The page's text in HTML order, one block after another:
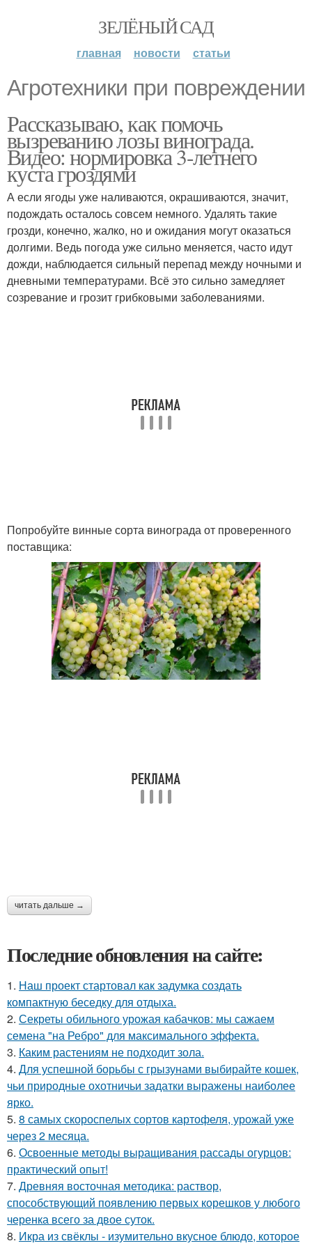
ЗЕЛЁНЫЙ САД
главная новости статьи
Агротехники при повреждении
Рассказываю, как помочь
вызреванию лозы винограда.
Видео: нормировка 3-летнего
куста гроздями
А если ягоды уже наливаются, окрашиваются, значит,
подождать осталось совсем немного. Удалять такие
грозди, конечно, жалко, но и ожидания могут оказаться
долгими. Ведь погода уже сильно меняется, часто идут
дожди, наблюдается сильный перепад между ночными и
дневными температурами. Всё это сильно замедляет
созревание и грозит грибковыми заболеваниями.
Попробуйте винные сорта винограда от проверенного
поставщика:
читать дальше →
Последние обновления на сайте:
1. Наш проект стартовал как задумка создать
компактную беседку для отдыха.
2. Секреты обильного урожая кабачков: мы сажаем
семена "на Ребро" для максимального эффекта.
3. Каким растениям не подходит зола.
4. Для успешной борьбы с грызунами выбирайте кошек,
чьи природные охотничьи задатки выражены наиболее
ярко.
5. 8 самых скороспелых сортов картофеля, урожай уже
через 2 месяца.
6. Освоенные методы выращивания рассады огурцов:
практический опыт!
7. Древняя восточная методика: раствор,
способствующий появлению первых корешков у любого
черенка всего за двое суток.
8. Икра из свёклы - изумительно вкусное блюдо, которое